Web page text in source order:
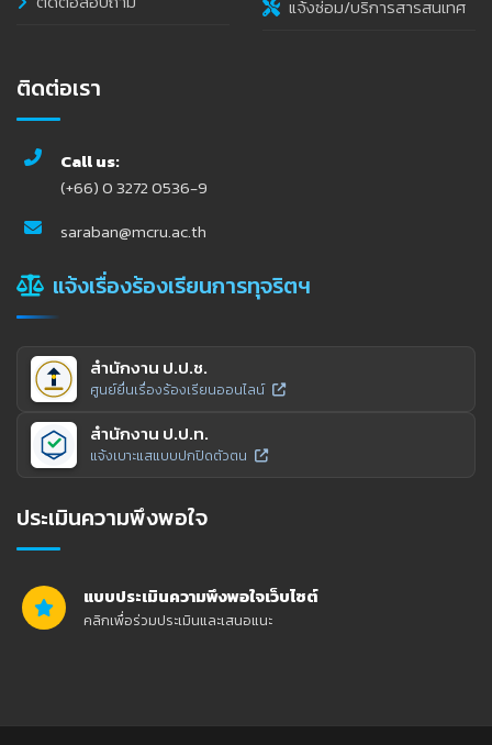
แจ้งซ่อม/บริการสารสนเทศ
ติดต่อเรา
Call us:
(+66) 0 3272 0536-9
saraban@mcru.ac.th
แจ้งเรื่องร้องเรียนการทุจริตฯ
สำนักงาน ป.ป.ช.
ศูนย์ยื่นเรื่องร้องเรียนออนไลน์
สำนักงาน ป.ป.ท.
แจ้งเบาะแสแบบปกปิดตัวตน
ประเมินความพึงพอใจ
แบบประเมินความพึงพอใจเว็บไซต์
คลิกเพื่อร่วมประเมินและเสนอแนะ